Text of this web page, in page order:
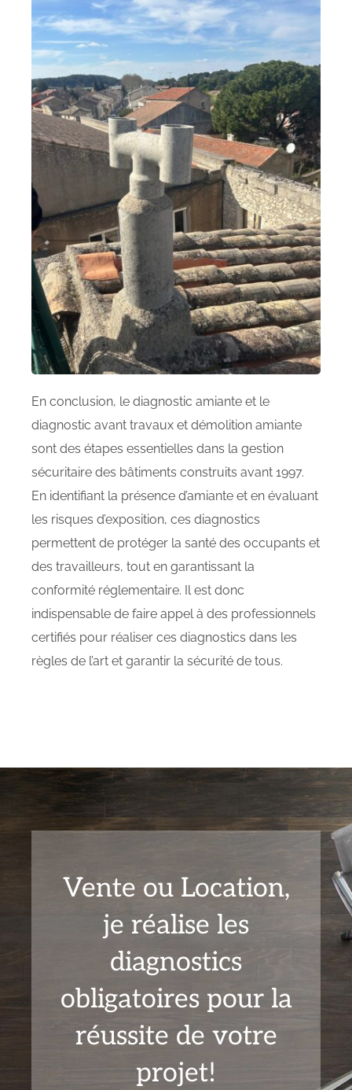
En conclusion, le diagnostic amiante et le
diagnostic avant travaux et démolition amiante
sont des étapes essentielles dans la gestion
sécuritaire des bâtiments construits avant 1997.
En identifiant la présence d’amiante et en évaluant
les risques d’exposition, ces diagnostics
permettent de protéger la santé des occupants et
des travailleurs, tout en garantissant la
conformité réglementaire. Il est donc
indispensable de faire appel à des professionnels
certifiés pour réaliser ces diagnostics dans les
règles de l’art et garantir la sécurité de tous.
Vente ou Location,
je réalise les
diagnostics
obligatoires pour la
réussite de votre
projet!